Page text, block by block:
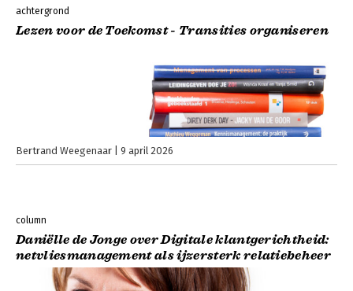
achtergrond
Lezen voor de Toekomst - Transities organiseren
Bertrand Weegenaar 9 april 2026
column
Daniëlle de Jonge over Digitale klantgerichtheid:
netvliesmanagement als ijzersterk relatiebeheer